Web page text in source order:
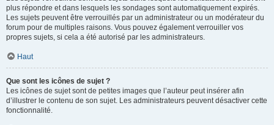
plus répondre et dans lesquels les sondages sont automatiquement expirés.
Les sujets peuvent être verrouillés par un administrateur ou un modérateur du
forum pour de multiples raisons. Vous pouvez également verrouiller vos
propres sujets, si cela a été autorisé par les administrateurs.
Haut
Que sont les icônes de sujet ?
Les icônes de sujet sont de petites images que l’auteur peut insérer afin
d’illustrer le contenu de son sujet. Les administrateurs peuvent désactiver cette
fonctionnalité.